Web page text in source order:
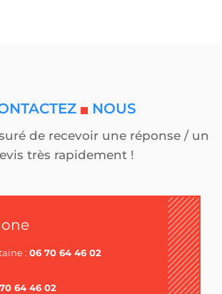
NOUS
de recevoir une réponse / un
très rapidement !
: 06 70 64 46 02
64 46 02